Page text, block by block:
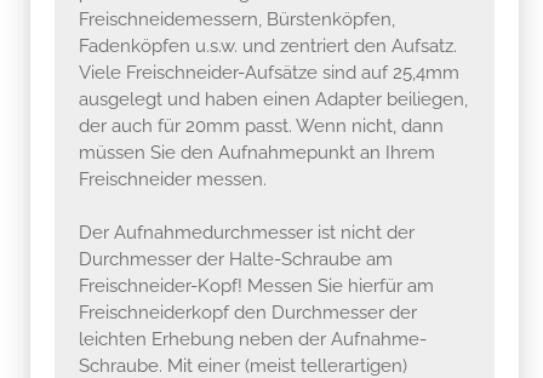
Freischneidemessern, Bürstenköpfen,
Fadenköpfen u.s.w. und zentriert den Aufsatz.
Viele Freischneider-Aufsätze sind auf 25,4mm
ausgelegt und haben einen Adapter beiliegen,
der auch für 20mm passt. Wenn nicht, dann
müssen Sie den Aufnahmepunkt an Ihrem
Freischneider messen.
Der Aufnahmedurchmesser ist nicht der
Durchmesser der Halte-Schraube am
Freischneider-Kopf! Messen Sie hierfür am
Freischneiderkopf den Durchmesser der
leichten Erhebung neben der Aufnahme-
Schraube. Mit einer (meist tellerartigen)